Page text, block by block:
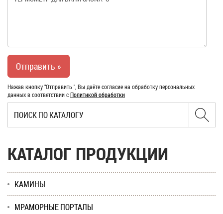
Нажав кнопку "Отправить ", Вы даёте согласие на обработку персональных
данных в соответствии сПолитикой обработки
КАТАЛОГ ПРОДУКЦИИ
КАМИНЫ
МРАМОРНЫЕ ПОРТАЛЫ